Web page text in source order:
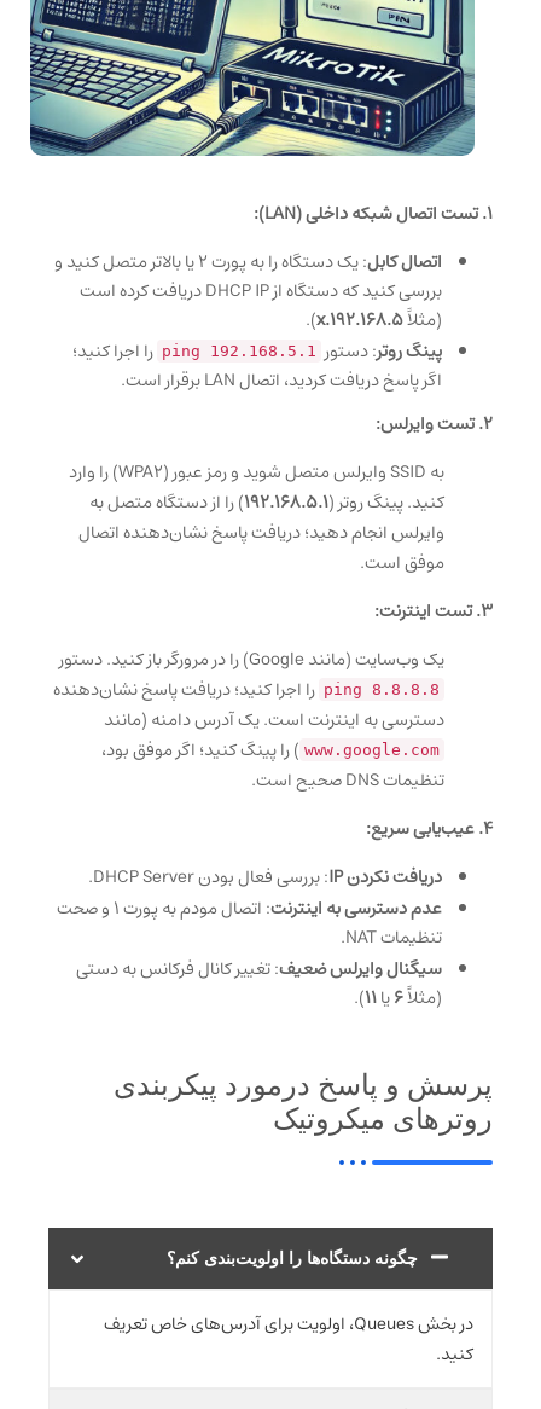
1. تست اتصال شبکه داخلی (LAN):
اتصال کابل
: یک دستگاه را به پورت ۲ یا بالاتر متصل کنید و
بررسی کنید که دستگاه از DHCP IP دریافت کرده است
(مثلاً192.168.5.x
).
پینگ روتر: دستور ping 192.168.5.1 را اجرا کنید؛
اگر پاسخ دریافت کردید، اتصال LAN برقرار است.
2. تست وایرلس:
به SSID وایرلس متصل شوید و رمز عبور (WPA2) را وارد
کنید. پینگ روتر (192.168.5.1) را از دستگاه متصل به
وایرلس انجام دهید؛ دریافت پاسخ نشان‌دهنده اتصال
موفق است.
3. تست اینترنت:
یک وب‌سایت (مانند Google) را در مرورگر باز کنید. دستور
ping 8.8.8.8 را اجرا کنید؛ دریافت پاسخ نشان‌دهنده
دسترسی به اینترنت است. یک آدرس دامنه (مانند
www.google.com ) را پینگ کنید؛ اگر موفق بود،
تنظیمات DNS صحیح است.
4. عیب‌یابی سریع:
دریافت نکردن IP : بررسی فعال بودن DHCP Server.
عدم دسترسی به اینترنت
: اتصال مودم به پورت ۱ و صحت
تنظیمات NAT.
سیگنال وایرلس ضعیف: تغییر کانال فرکانس به دستی
(مثلاً6یا11
).
پرسش و پاسخ درمورد پیکربندی
روترهای میکروتیک
چگونه دستگاه‌ها را اولویت‌بندی کنم؟
در بخش Queues، اولویت برای آدرس‌های خاص تعریف
کنید.